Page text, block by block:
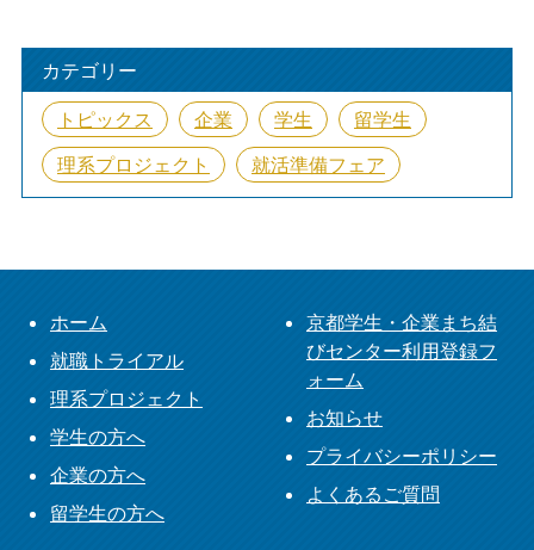
カテゴリー
トピックス 企業 学生
留学生
理系プロジェクト
就活準備フェア
ホーム
就職トライアル
理系プロジェクト
学生の方へ
企業の方へ
留学生の方へ
京都学生・企業まち結
びセンター利用登録フ
ォーム
お知らせ
プライバシーポリシー
よくあるご質問